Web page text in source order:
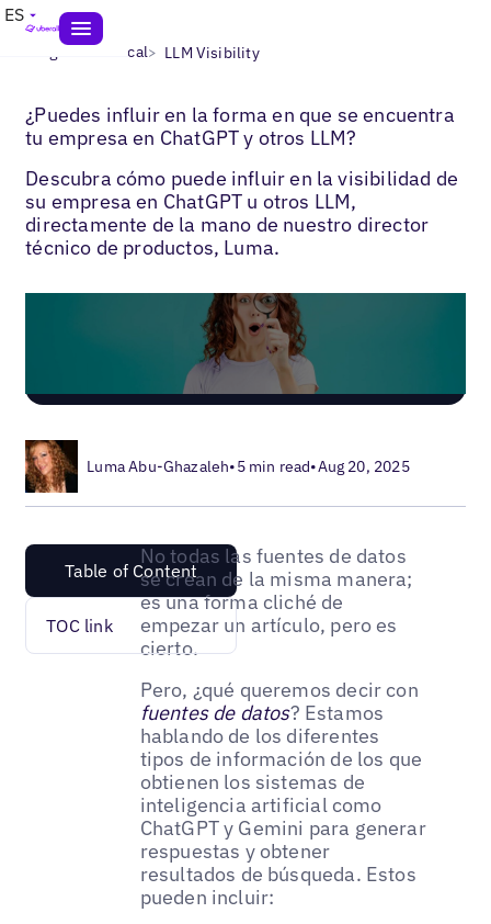
ES
Blogs> SEO local> LLM Visibility
¿Puedes influir en la forma en que se encuentra
tu empresa en ChatGPT y otros LLM?
Descubra cómo puede influir en la visibilidad de
su empresa en ChatGPT u otros LLM,
directamente de la mano de nuestro director
técnico de productos, Luma.
Luma Abu-Ghazaleh•5 min read•Aug 20, 2025
Table of Content
TOC link
No todas las fuentes de datos
se crean de la misma manera;
es una forma cliché de
empezar un artículo, pero es
cierto.
Pero, ¿qué queremos decir con
fuentes de datos? Estamos
hablando de los diferentes
tipos de información de los que
obtienen los sistemas de
inteligencia artificial como
ChatGPT y Gemini para generar
respuestas y obtener
resultados de búsqueda. Estos
pueden incluir: